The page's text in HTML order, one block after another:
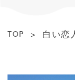
TOP 白い恋